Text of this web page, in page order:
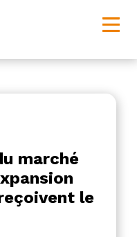
marché
le